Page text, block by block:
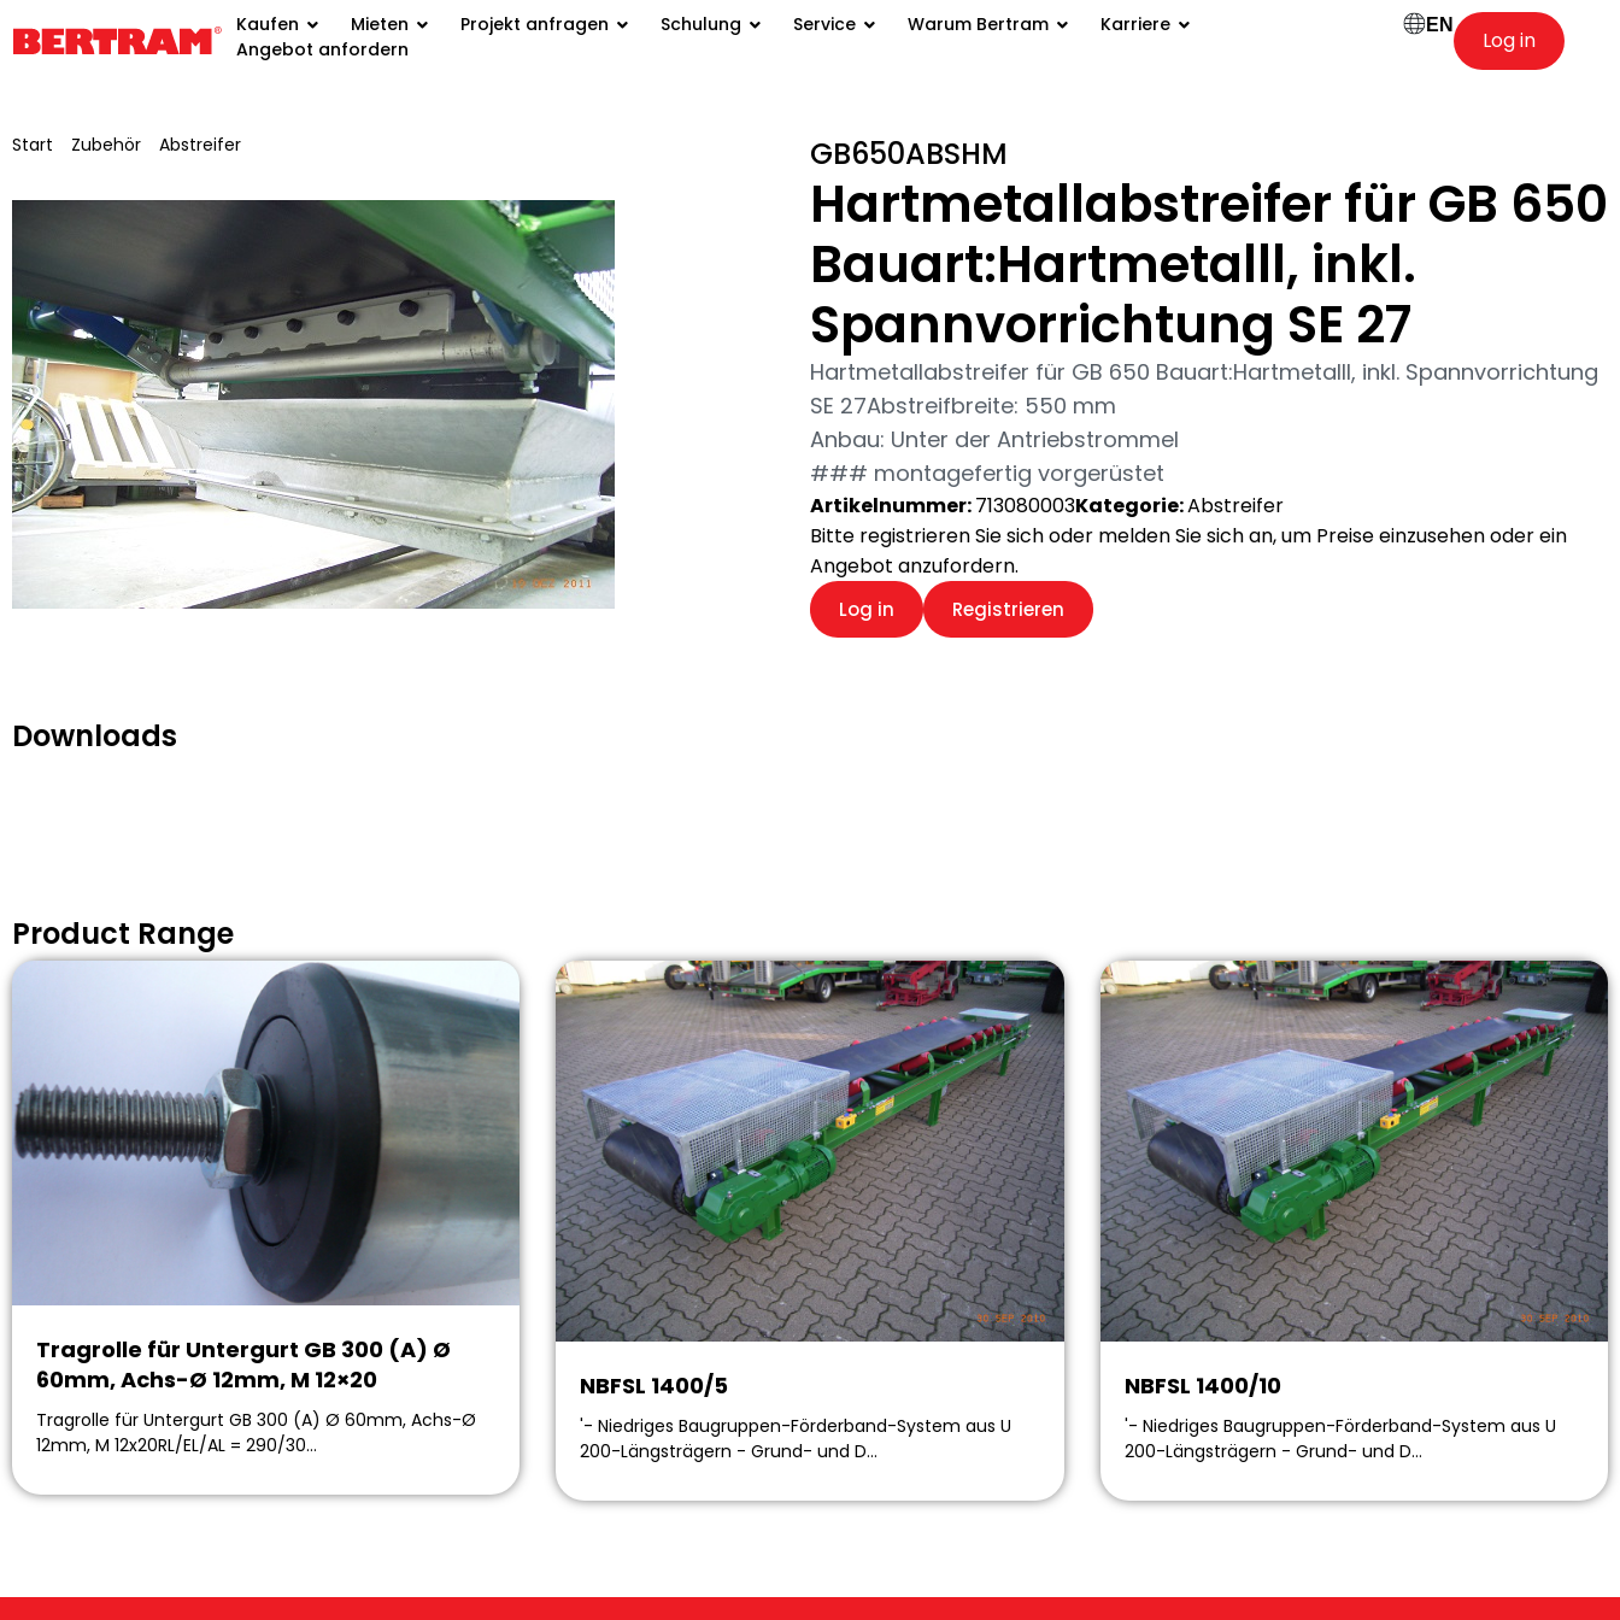
Kaufen Mieten Projekt anfragen Schulung Service Warum Bertram
Karriere
Angebot anfordern
EN
Log in
Start Zubehör Abstreifer GB650ABSHM
Hartmetallabstreifer für GB 650
Bauart:Hartmetalll, inkl.
Spannvorrichtung SE 27
Hartmetallabstreifer für GB 650 Bauart:Hartmetalll, inkl. Spannvorrichtung
SE 27Abstreifbreite: 550 mm
Anbau: Unter der Antriebstrommel
### montagefertig vorgerüstet
Artikelnummer:713080003Kategorie:Abstreifer
Bitte registrieren Sie sich oder melden Sie sich an, um Preise einzusehen oder ein
Angebot anzufordern.
Log in Registrieren
Downloads
Product Range
Tragrolle für Untergurt GB 300 (A) Ø
60mm, Achs-Ø 12mm, M 12×20
Tragrolle für Untergurt GB 300 (A) Ø 60mm, Achs-Ø
12mm, M 12x20RL/EL/AL = 290/30…
NBFSL 1400/5
'- Niedriges Baugruppen-Förderband-System aus U
200-Längsträgern - Grund- und D…
NBFSL 1400/10
'- Niedriges Baugruppen-Förderband-System aus U
200-Längsträgern - Grund- und D…